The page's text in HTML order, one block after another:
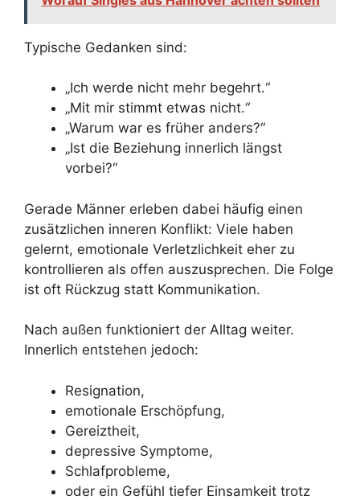
Typische Gedanken sind:
„Ich werde nicht mehr begehrt.“
„Mit mir stimmt etwas nicht.“
„Warum war es früher anders?“
„Ist die Beziehung innerlich längst
vorbei?“
Gerade Männer erleben dabei häufig einen
zusätzlichen inneren Konflikt: Viele haben
gelernt, emotionale Verletzlichkeit eher zu
kontrollieren als offen auszusprechen. Die Folge
ist oft Rückzug statt Kommunikation.
Nach außen funktioniert der Alltag weiter.
Innerlich entstehen jedoch:
Resignation,
emotionale Erschöpfung,
Gereiztheit,
depressive Symptome,
Schlafprobleme,
oder ein Gefühl tiefer Einsamkeit trotz